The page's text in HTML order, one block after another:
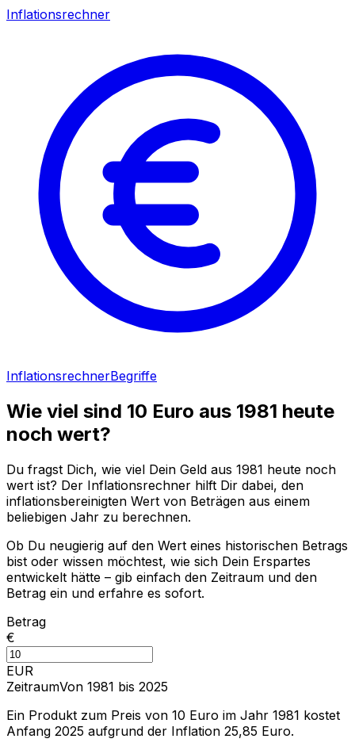
Inflationsrechner
InflationsrechnerBegriffe
Wie viel sind 10 Euro aus 1981 heute
noch wert?
Du fragst Dich, wie viel Dein Geld aus 1981 heute noch
wert ist? Der Inflationsrechner hilft Dir dabei, den
inflationsbereinigten Wert von Beträgen aus einem
beliebigen Jahr zu berechnen.
Ob Du neugierig auf den Wert eines historischen Betrags
bist oder wissen möchtest, wie sich Dein Erspartes
entwickelt hätte – gib einfach den Zeitraum und den
Betrag ein und erfahre es sofort.
Betrag
€
EUR
ZeitraumVon 1981 bis 2025
Ein Produkt zum Preis von 10 Euro im Jahr 1981 kostet
Anfang 2025 aufgrund der Inflation 25,85 Euro.